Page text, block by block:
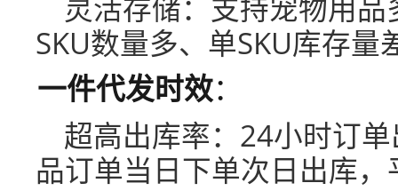
灵活存储：支持宠物用
SKU数量多、单SKU库存量
一件代发时效：
超高出库率：24小时订
品订单当日下单次日出库